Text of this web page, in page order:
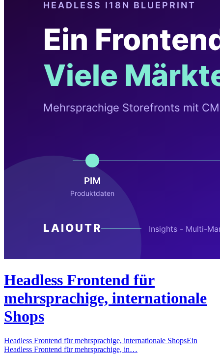
Headless Frontend für
mehrsprachige, internationale
Shops
Headless Frontend für mehrsprachige, internationale ShopsEin
Headless Frontend für mehrsprachige, in…